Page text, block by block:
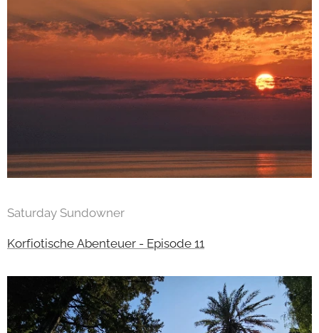
Saturday Sundowner
Korfiotische Abenteuer - Episode 11